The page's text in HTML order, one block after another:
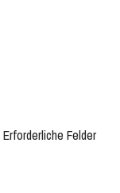
Erforderliche Felder